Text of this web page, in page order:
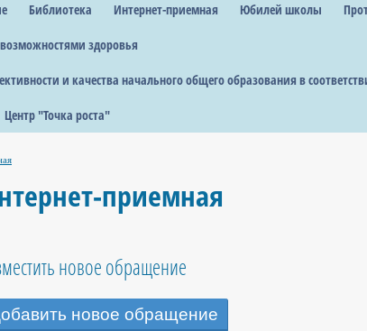
Библиотека Интернет-приемная Юбилей школы
здоровья
и качества начального общего образования в
Центр "Точка роста"
приемная
новое обращение
новое обращение